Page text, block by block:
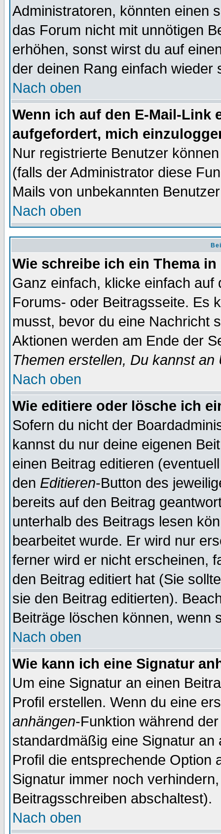
Administratoren, könnten einen
das Forum nicht mit unnötigen
erhöhen, sonst wirst du auf
der deinen Rang einfach wieder
Nach oben
Wenn ich auf den E-Mail-Link
aufgefordert, mich
Nur registrierte Benutzer
(falls der Administrator diese
Mails von unbekannten
Nach oben
Wie schreibe ich ein Thema
Ganz einfach, klicke einfach
Forums- oder Beitragsseite. Es
musst, bevor du eine Nachricht
Aktionen werden am Ende der
Themen erstellen, Du kannst
Nach oben
Wie editiere oder lösche ich
Sofern du nicht der
kannst du nur deine eigenen
einen Beitrag editieren
den Editieren-Button des
bereits auf den Beitrag
unterhalb des Beitrags lesen
bearbeitet wurde. Er wird nur
ferner wird er nicht erscheinen,
den Beitrag editiert hat (Sie
sie den Beitrag editierten).
Beiträge löschen können, wenn
Nach oben
Wie kann ich eine Signatur
Um eine Signatur an einen
Profil erstellen. Wenn du eine
anhängen-Funktion während
standardmäßig eine Signatur
Profil die entsprechende Option
Signatur immer noch
Beitragsschreiben abschaltest).
Nach oben